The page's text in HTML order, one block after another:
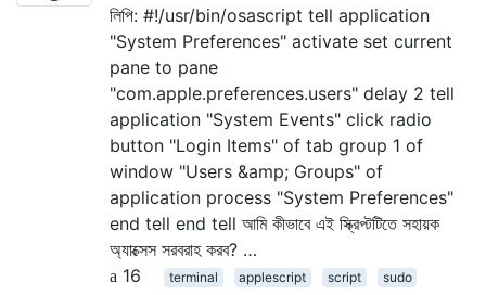
লিপি: #!/usr/bin/osascript tell application
"System Preferences" activate set current
pane to pane
"com.apple.preferences.users" delay 2 tell
application "System Events" click radio
button "Login Items" of tab group 1 of
window "Users &amp; Groups" of
application process "System Preferences"
end tell end tell আমি কীভাবে এই স্ক্রিপ্টটিতে সহায়ক
অ্যাক্সেস সরবরাহ করব? …
16
terminal applescript script sudo